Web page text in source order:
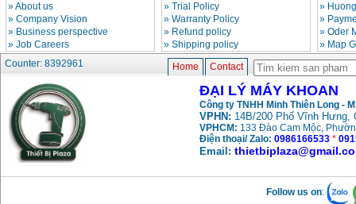
»About us
» Company Vision
» Business perspective
» Job Careers
» Trial Policy
» Warranty Policy
» Refund policy
» Shipping policy
»
»
» Oder
» Map
Counter: 8392961
Home Contact
ĐẠI LÝ MÁY KHOAN
Công ty TNHH Minh Thiên Long -
VPHN: 14B/200 Phố Vĩnh Hưng,
VPHCM: 133 Đào Cam Mộc,
Điện thoại/ Zalo: 0986166533 *
Email:
Follow us on: